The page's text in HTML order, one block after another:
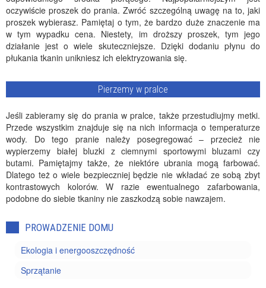
oczywiście proszek do prania. Zwróć szczególną uwagę na to, jaki
proszek wybierasz. Pamiętaj o tym, że bardzo duże znaczenie ma
w tym wypadku cena. Niestety, im droższy proszek, tym jego
działanie jest o wiele skuteczniejsze. Dzięki dodaniu płynu do
płukania tkanin unikniesz ich elektryzowania się.
Pierzemy w pralce
Jeśli zabieramy się do prania w pralce, także przestudiujmy metki.
Przede wszystkim znajduje się na nich informacja o temperaturze
wody. Do tego pranie należy posegregować – przecież nie
wypierzemy białej bluzki z ciemnymi sportowymi bluzami czy
butami. Pamiętajmy także, że niektóre ubrania mogą farbować.
Dlatego też o wiele bezpieczniej będzie nie wkładać ze sobą zbyt
kontrastowych kolorów. W razie ewentualnego zafarbowania,
podobne do siebie tkaniny nie zaszkodzą sobie nawzajem.
PROWADZENIE DOMU
Ekologia i energooszczędność
Sprzątanie